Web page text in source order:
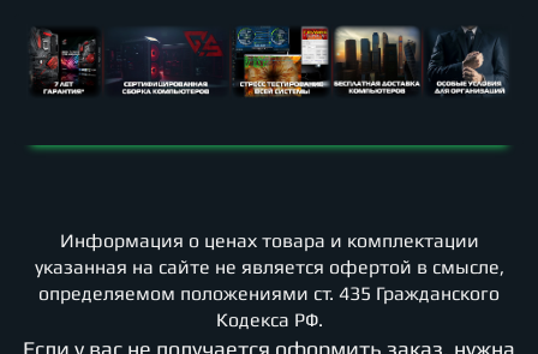
Информация о ценах товара и комплектации
указанная на сайте не является офертой в смысле,
определяемом положениями ст. 435 Гражданского
Кодекса РФ.
Если у вас не получается оформить заказ, нужна